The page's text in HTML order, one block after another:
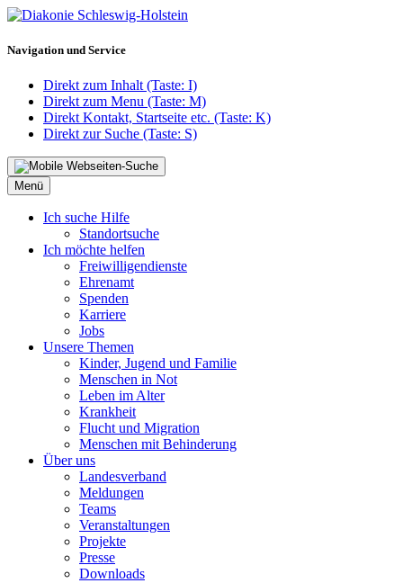
Navigation und Service
Direkt zum Inhalt (Taste: I)
Direkt zum Menu (Taste: M)
Direkt Kontakt, Startseite etc. (Taste: K)
Direkt zur Suche (Taste: S)
Menü
Ich suche Hilfe
Standortsuche
Ich möchte helfen
Freiwilligendienste
Ehrenamt
Spenden
Karriere
Jobs
Unsere Themen
Kinder, Jugend und Familie
Menschen in Not
Leben im Alter
Krankheit
Flucht und Migration
Menschen mit Behinderung
Über uns
Landesverband
Meldungen
Teams
Veranstaltungen
Projekte
Presse
Downloads